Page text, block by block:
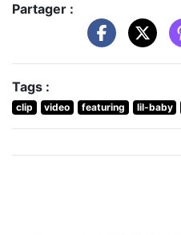
Partager :
Tags :
clip video featuring lil-baby